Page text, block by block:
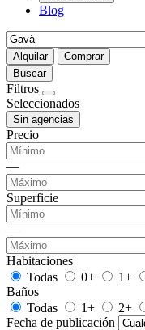
Blog
Alquilar
Comprar
Buscar
Filtros
Seleccionados
Sin agencias
Precio
—
Superficie
—
Habitaciones
Todas
0+ 1+
Baños
Todas
1+ 2+
Fecha de publicación